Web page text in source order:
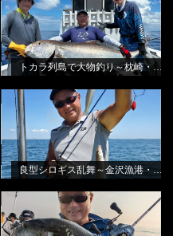
船桃太郎さんから
田渕雅生
トカラ列島で大物釣り～枕崎・遊漁船桃太郎さんから
良型シロギス乱舞～金沢漁港・進丸
さんから
田渕雅生
BLOG
鹿島からカットウフグ釣り～幸栄丸
さんから
田渕雅生
BLOG